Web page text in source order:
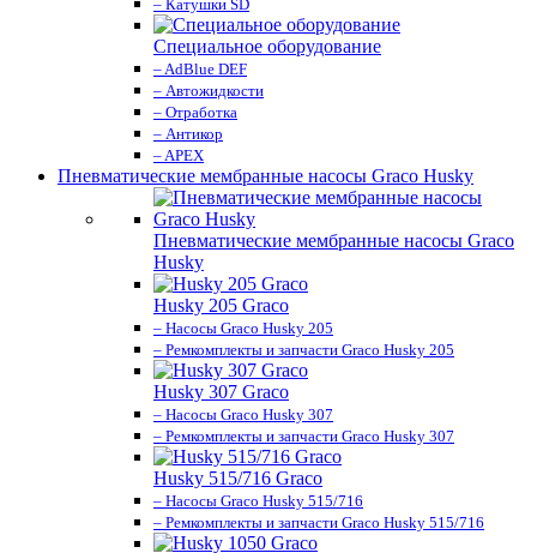
– Катушки SD
Специальное оборудование
– AdBlue DEF
– Автожидкости
– Отработка
– Антикор
– APEX
Пневматические мембранные насосы Graco Husky
Пневматические мембранные насосы Graco
Husky
Husky 205 Graco
– Насосы Graco Husky 205
– Ремкомплекты и запчасти Graco Husky 205
Husky 307 Graco
– Насосы Graco Husky 307
– Ремкомплекты и запчасти Graco Husky 307
Husky 515/716 Graco
– Насосы Graco Husky 515/716
– Ремкомплекты и запчасти Graco Husky 515/716